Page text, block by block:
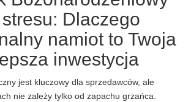
Dlaczego
namiot to Twoja
inwestycja
jest kluczowy dla sprzedawców, ale
nie zależy tylko od zapachu grzańca.